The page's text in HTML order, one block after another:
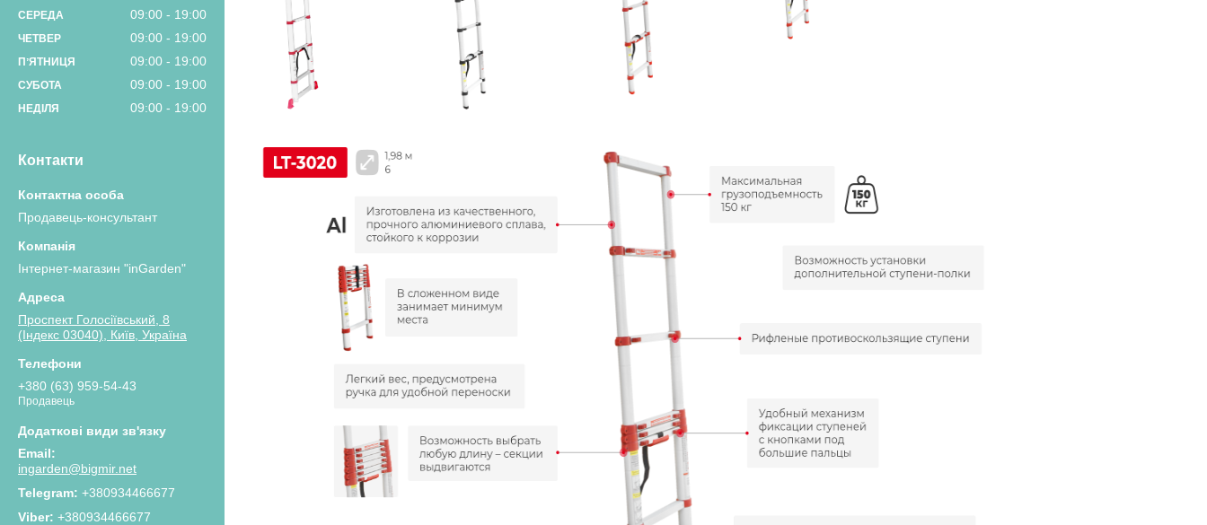
СЕРЕДА 09:00 19:00
ЧЕТВЕР 09:00 19:00
ПʼЯТНИЦЯ 09:00 19:00
СУБОТА 09:00 19:00
НЕДІЛЯ 09:00 19:00
Контакти
Продавець-консультант
Інтернет-магазин "inGarden"
Проспект Голосіївський, 8
(Індекс 03040), Київ, Україна
+380 (63) 959-54-43
Продавець
ingarden@bigmir.net
+380934466677
+380934466677